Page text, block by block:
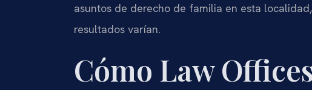
asuntos de derecho de familia en esta
resultados varían.
Cómo Law